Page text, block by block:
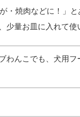
・焼肉などに！」
少量お皿に入れて使
わんこでも、犬用